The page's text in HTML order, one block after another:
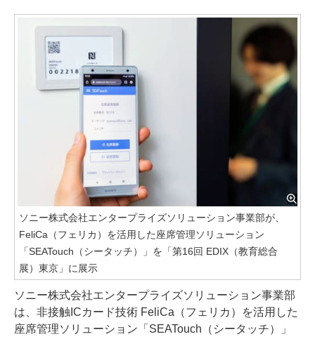
ソニー株式会社エンタープライズソリューション事業部が、
FeliCa（フェリカ）を活用した座席管理ソリューション
「SEATouch（シータッチ）」を「第16回 EDIX（教育総合
展）東京」に展示
ソニー株式会社エンタープライズソリューション事業部
は、非接触ICカード技術 FeliCa（フェリカ）を活用した
座席管理ソリューション「SEATouch（シータッチ）」